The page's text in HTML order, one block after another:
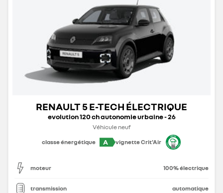
RENAULT 5 E-TECH ÉLECTRIQUE
evolution 120 ch autonomie urbaine - 26
Véhicule neuf
classe énergétique
A vignette Crit'Air
moteur 100% électrique
transmission automatique